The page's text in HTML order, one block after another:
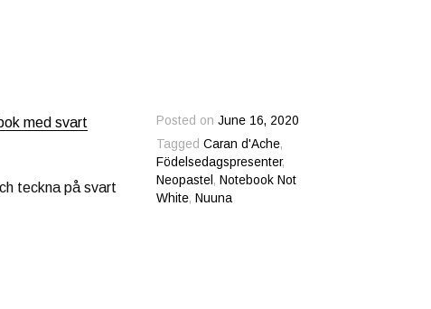
Posted onJune 16, 2020
TaggedCaran d'Ache,
Födelsedagspresenter,
Neopastel , Notebook Not
White, Nuuna
med svart
teckna på svart